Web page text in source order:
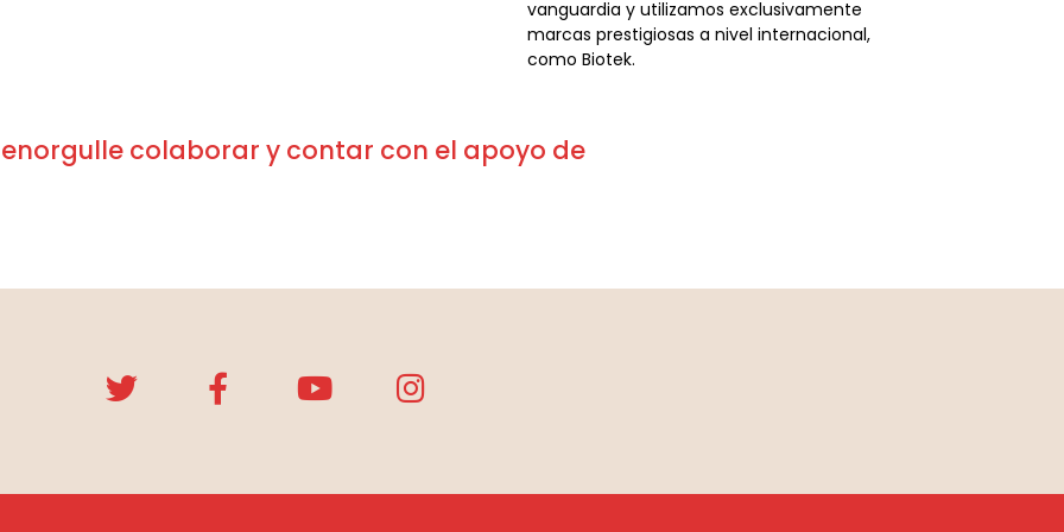
vanguardia y utilizamos exclusivamente
marcas prestigiosas a nivel internacional,
como Biotek.
colaborar y contar con el apoyo de